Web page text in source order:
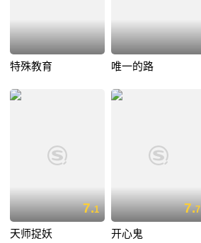
特殊教育 唯一的路
7.1
天师捉妖
7.7
开心鬼